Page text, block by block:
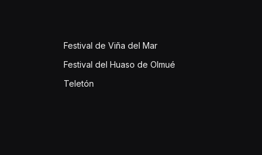
Festival de Viña del Mar
Festival del Huaso de Olmué
Teletón